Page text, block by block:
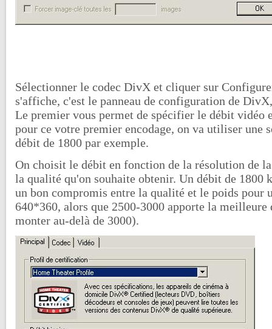
Sélectionner le codec DivX et cliquer sur
s'affiche, c'est le panneau de configuration de
Le premier vous permet de spécifier le débit vidéo
pour ce votre premier encodage, on va utiliser une
débit de 1800 par exemple.
On choisit le débit en fonction de la résolution de
la qualité qu'on souhaite obtenir. Un débit de 1800
un bon compromis entre la qualité et le poids pour
640*360, alors que 2500-3000 apporte la
monter au-delà de 3000).